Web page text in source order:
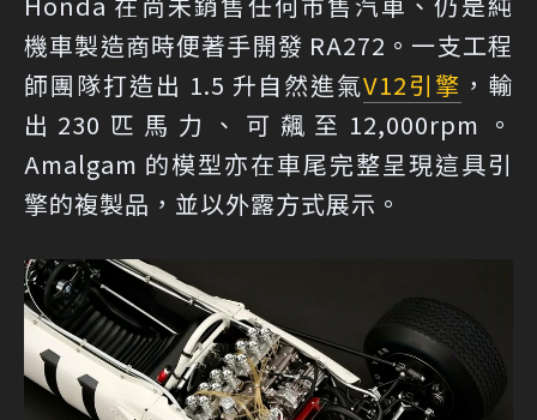
機車製造商時便著手開發 RA272。一支工程
師團隊打造出 1.5 升自然進氣V12引擎 ，輸
出230匹馬力、可飆至12,000rpm。
Amalgam 的模型亦在車尾完整呈現這具引
擎的複製品，並以外露方式展示。